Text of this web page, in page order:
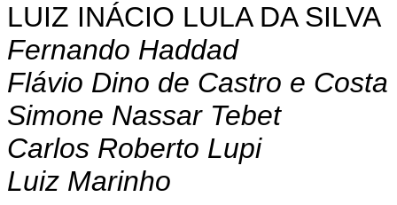
LUIZ INÁCIO LULA DA SILVA
Fernando Haddad
Flávio Dino de Castro e Costa
Simone Nassar Tebet
Carlos Roberto Lupi
Luiz Marinho